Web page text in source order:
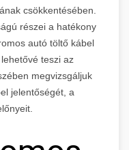
csökkentésében.
részei a hatékony
autó töltő kábel
teszi az
megvizsgáljuk
jelentőségét, a